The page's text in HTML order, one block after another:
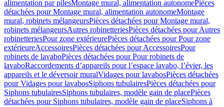
alimentation par pilesMontage mural, alimentation autonomePièces
détachées pour Montage mural, alimentation autonomeMontage
mural, robinets mélangeursPièces détachées pour Montage mural,
robinets mélangeursAutres robinetteriesPièces détachées pour Autres
robinetteriesPour zone extérieurePièces détachées pour Pour zone
extérieureAccessoiresPièces détachées pour AccessoiresPour
robinets de lavaboPièces détachées pour Pour robinets de
lavaboRaccordements d’appareils pour l’espace lavabo, l’évier, les
appareils et le déversoir muralVidages pour lavabosPièces détachées
pour Vidages pour lavabosSiphons tubulairesPièces détachées pour
Siphons tubulairesSiphons tubulaires, modèle gain de placePièces
détachées pour Siphons tubulaires, modèle gain de placeSiphons à